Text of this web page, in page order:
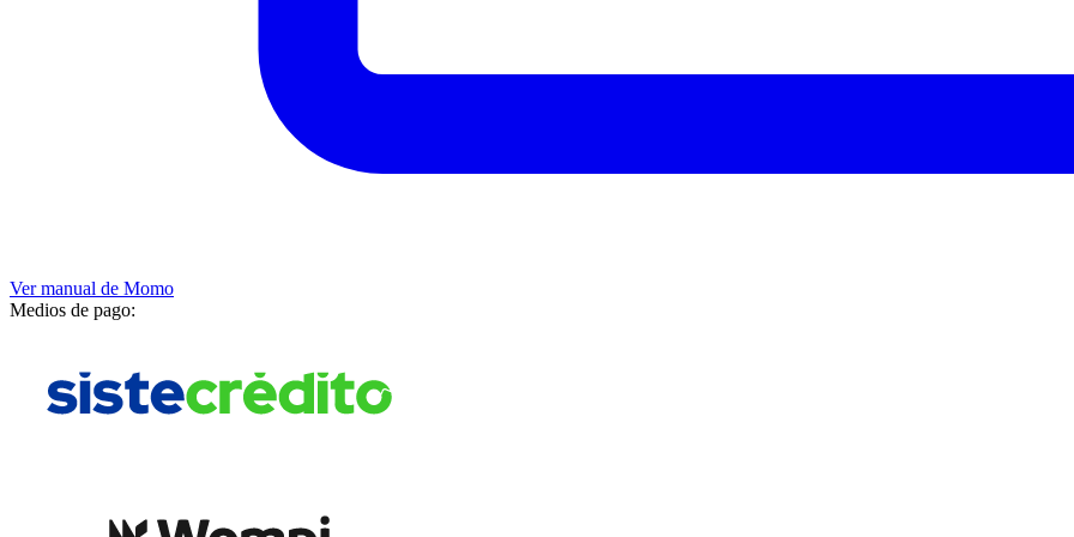
Ver manual de Momo
Medios de pago: